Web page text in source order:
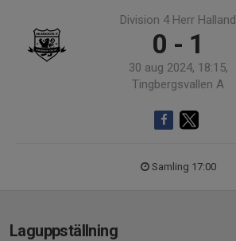
Division 4 Herr Halland
0 - 1
30 aug 2024, 18:15,
Tingbergsvallen A
Samling 17:00
Laguppställning